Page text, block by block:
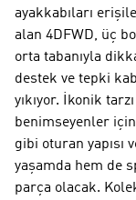
ayakkabıları
alan 4DFWD, üç
orta tabanıyla
destek ve tepki
yıkıyor. İkonik
benimseyenler
gibi oturan yapısı
yaşamda hem de
parça olacak.